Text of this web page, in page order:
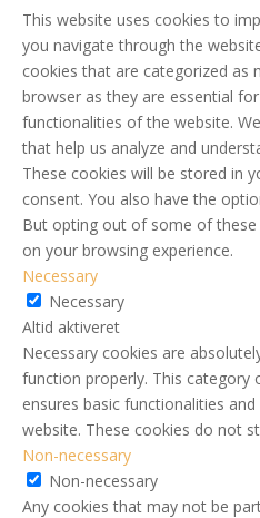
This website uses cookies to
you navigate through the
cookies that are categorized as
browser as they are essential
functionalities of the website.
that help us analyze and
These cookies will be stored in
consent. You also have the
But opting out of some of
on your browsing experience.
Necessary
Necessary
Altid aktiveret
Necessary cookies are
function properly. This category
ensures basic functionalities
website. These cookies do not
Non-necessary
Non-necessary
Any cookies that may not be